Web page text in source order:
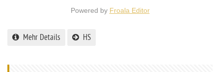
Powered by Froala Editor
Mehr Details HS